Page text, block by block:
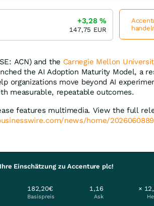
ACN) and the Carnegie Mellon
the AI Adoption Maturity Model, a
organizations move beyond AI
measurable, repeatable outcomes.
features multimedia. View the full
news/home/
Einschätzung zu Accenture plc!
182,20€
Basispreis
1,16
Ask
×
+3,28%
147,75 EUR